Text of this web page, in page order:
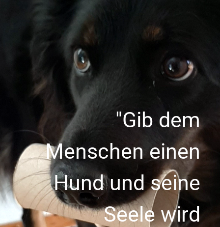
"Gib dem
Menschen einen
Hund und seine
Seele wird